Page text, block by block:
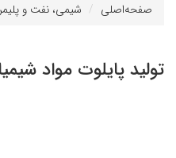
صفحه‌اصلی
شیمی‏، نفت و پلیمر
تولید پایلوت مواد